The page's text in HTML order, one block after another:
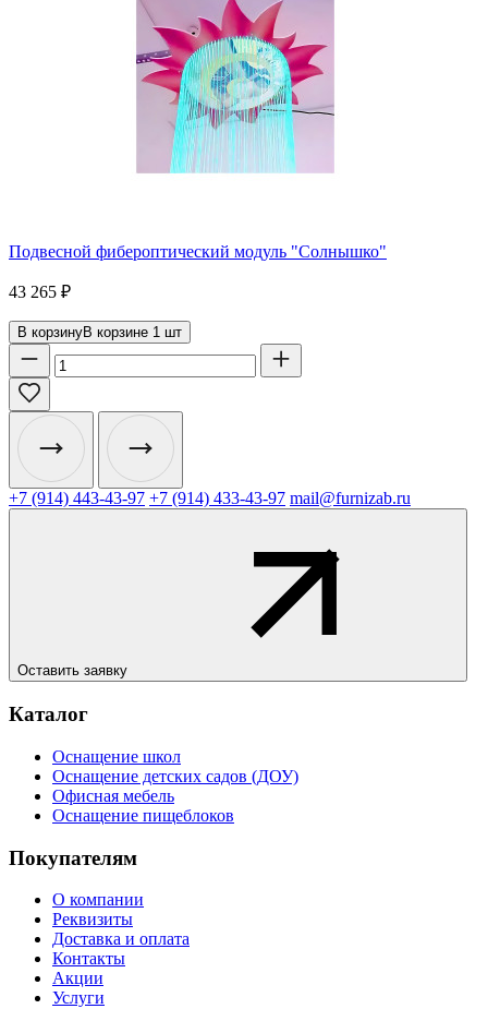
Подвесной фибероптический модуль "Солнышко"
43 265 ₽
В корзинуВ корзине 1 шт
+7 (914) 443-43-97 +7 (914) 433-43-97 mail@furnizab.ru
Оставить заявку
Каталог
Оснащение школ
Оснащение детских садов (ДОУ)
Офисная мебель
Оснащение пищеблоков
Покупателям
О компании
Реквизиты
Доставка и оплата
Контакты
Акции
Услуги